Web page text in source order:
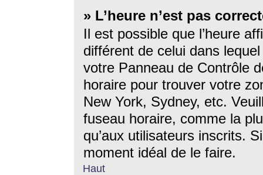
» L’heure n’est pas
Il est possible que l’heure
différent de celui dans
votre Panneau de Contrôle
horaire pour trouver votre
New York, Sydney, etc.
fuseau horaire, comme la
qu’aux utilisateurs inscrits.
moment idéal de le faire.
Haut